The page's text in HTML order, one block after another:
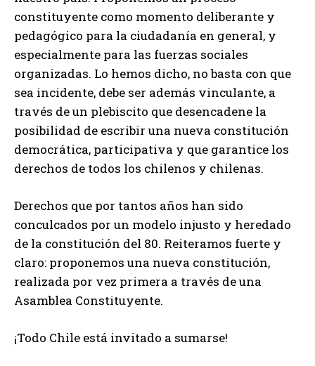
constituyente como momento deliberante y
pedagógico para la ciudadanía en general, y
especialmente para las fuerzas sociales
organizadas. Lo hemos dicho, no basta con que
sea incidente, debe ser además vinculante, a
través de un plebiscito que desencadene la
posibilidad de escribir una nueva constitución
democrática, participativa y que garantice los
derechos de todos los chilenos y chilenas.
Derechos que por tantos años han sido
conculcados por un modelo injusto y heredado
de la constitución del 80. Reiteramos fuerte y
claro: proponemos una nueva constitución,
realizada por vez primera a través de una
Asamblea Constituyente.
¡Todo Chile está invitado a sumarse!